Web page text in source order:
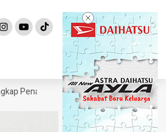
Permukaan Matahari Terbaru,